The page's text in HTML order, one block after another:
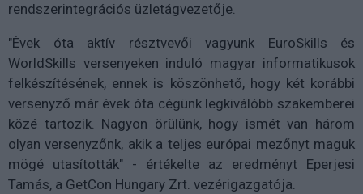
rendszerintegrációs üzletágvezetője.
"Évek óta aktív résztvevői vagyunk EuroSkills és
WorldSkills versenyeken induló magyar informatikusok
felkészítésének, ennek is köszönhető, hogy két korábbi
versenyző már évek óta cégünk legkiválóbb szakemberei
közé tartozik. Nagyon örülünk, hogy ismét van három
olyan versenyzőnk, akik a teljes európai mezőnyt maguk
mögé utasították" - értékelte az eredményt Eperjesi
Tamás, a GetCon Hungary Zrt. vezérigazgatója.